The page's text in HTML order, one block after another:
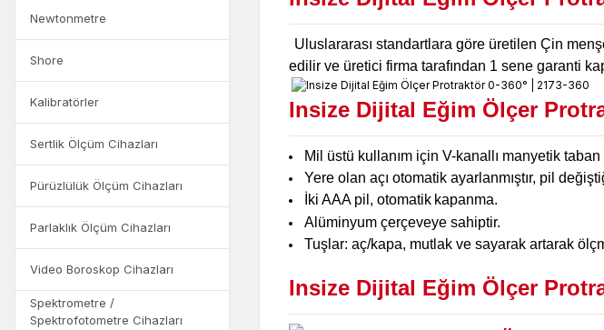
Newtonmetre
Shore
Kalibratörler
Sertlik Ölçüm Cihazları
Pürüzlülük Ölçüm Cihazları
Parlaklık Ölçüm Cihazları
Video Boroskop Cihazları
Spektrometre /
Spektrofotometre Cihazları
Uluslararası standartlara göre üretilen Çin
edilir ve üretici firma tarafından 1 sene garanti
Insize Dijital Eğim Ölçer
Mil üstü kullanım için V-kanallı manyetik taban
Yere olan açı otomatik ayarlanmıştır, pil
İki AAA pil, otomatik kapanma.
Alüminyum çerçeveye sahiptir.
Tuşlar: aç/kapa, mutlak ve sayarak artarak
Insize Dijital Eğim Ölçer